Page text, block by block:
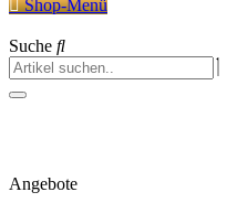
Shop-Menü
Suche
Angebote